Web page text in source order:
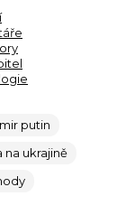
putin
na ukrajině